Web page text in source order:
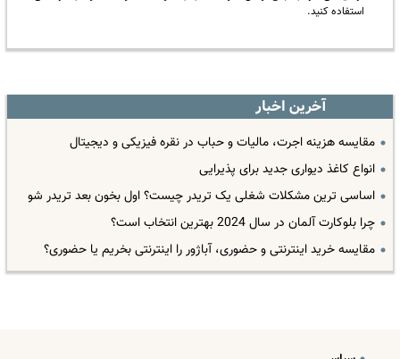
استفاده کنید.
آخرین اخبار
مقایسه هزینه اجرت، مالیات و حباب در نقره فیزیکی و دیجیتال
انواع کاغذ دیواری جدید برای پذیرایی
اساسی ترین مشکلات شغلی یک تریدر چیست؟ اول بخون بعد تریدر شو
چرا بلوکارت آلمان در سال 2024 بهترین انتخاب است؟
مقایسه خرید اینترنتی و حضوری، آباژور را اینترنتی بخریم یا حضوری؟